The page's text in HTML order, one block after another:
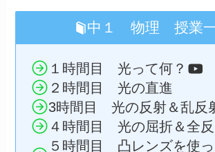
中１ 物理 授業
１時間目 光って何？
２時間目 光の直進
3時間目 光の反射＆乱反
４時間目 光の屈折＆全
５時間目 凸レンズを使